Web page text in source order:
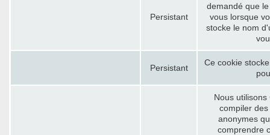
Persistant
demandé que
vous lorsque
stocke le nom
Persistant
Ce cookie
Nous utilisons
compiler
anonymes
comprendre